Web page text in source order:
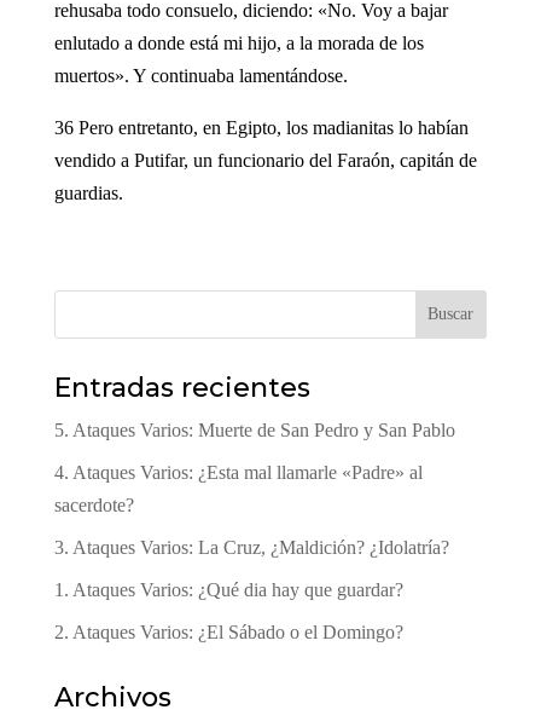
rehusaba todo consuelo, diciendo: «No. Voy a bajar
enlutado a donde está mi hijo, a la morada de los
muertos». Y continuaba lamentándose.
36 Pero entretanto, en Egipto, los madianitas lo habían
vendido a Putifar, un funcionario del Faraón, capitán de
guardias.
Buscar
Entradas recientes
5. Ataques Varios: Muerte de San Pedro y San Pablo
4. Ataques Varios: ¿Esta mal llamarle «Padre» al
sacerdote?
3. Ataques Varios: La Cruz, ¿Maldición? ¿Idolatría?
1. Ataques Varios: ¿Qué dia hay que guardar?
2. Ataques Varios: ¿El Sábado o el Domingo?
Archivos